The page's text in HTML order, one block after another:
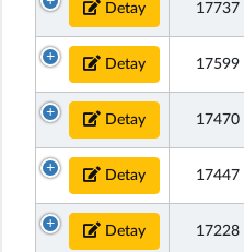
Detay 17737
Detay 17599
Detay 17470
Detay 17447
Detay 17228